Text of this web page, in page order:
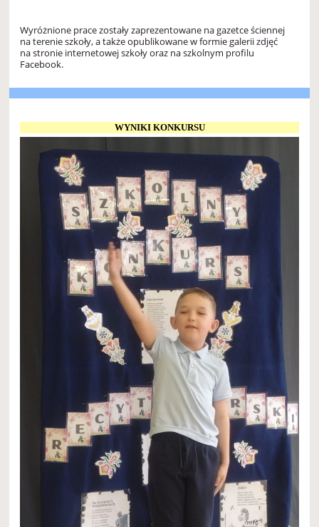
Wyróżnione prace zostały zaprezentowane na gazetce ściennej
na terenie szkoły, a także opublikowane w formie galerii zdjęć
na stronie internetowej szkoły oraz na szkolnym profilu
Facebook.
WYNIKI KONKURSU